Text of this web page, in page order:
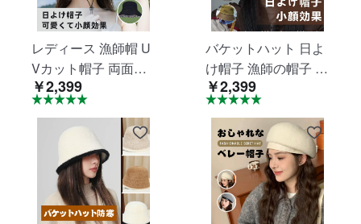
レディース 漁師帽 U
Vカット帽子 両面使
える 無地 花柄 女優
ハット 紫外線カット
つば広 折り畳み 完全
遮光 小顔効果 あご紐
付き 携帯便利 リバー
シブル 日焼け防止 漁
師帽 女優帽 海 旅行
￥2,399
バケットハット 日よ
け帽子 漁師の帽子 盆
帽 レジャー ハット漁
夫帽 小顔効果 日焼け
防止 刺繍 紫外線対策
折りたたみ 多用途 お
しゃれ 登山 釣り ゴ
ルフ 運転 旅行用 男
女兼用 春秋用 人気 jtl
￥2,399